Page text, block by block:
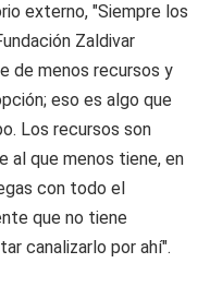
externo, "Siempre los
Zaldivar
de menos recursos y
eso es algo que
Los recursos son
al que menos tiene, en
con todo el
que no tiene
canalizarlo por ahí".